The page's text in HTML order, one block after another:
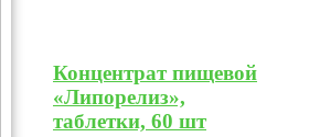
Концентрат пищевой
«Липорелиз»,
таблетки, 60 шт